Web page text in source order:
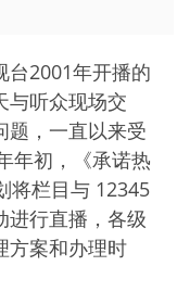
台2001年开播的
与听众现场交
题，一直以来受
年初，《承诺热
将栏目与 12345
进行直播，各级
方案和办理时